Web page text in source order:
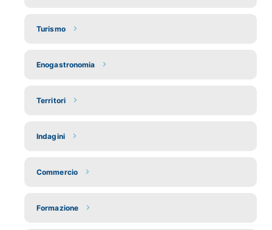
Turismo
Enogastronomia
Territori
Indagini
Commercio
Formazione